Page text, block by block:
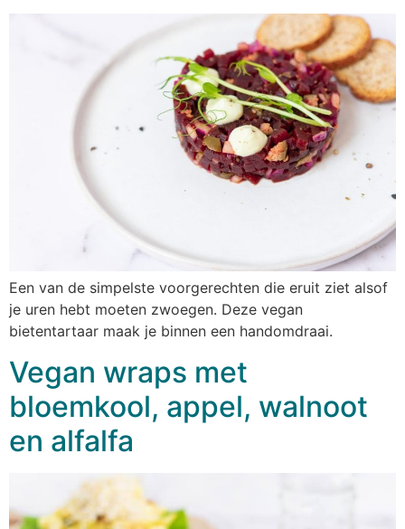
Een van de simpelste voorgerechten die eruit ziet alsof
je uren hebt moeten zwoegen. Deze vegan
bietentartaar maak je binnen een handomdraai.
Vegan wraps met
bloemkool, appel, walnoot
en alfalfa